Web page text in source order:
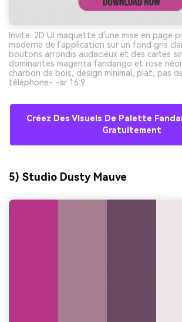
Invite: 2D UI maquette d'une mise en page
moderne de l'application sur un fond gris
boutons arrondis audacieux et des cartes
dominantes magenta fandango et rose
charbon de bois, design minimal, plat, pas
téléphone- -ar 16:9
Créez Des Visuels De Palette
Gratuitement
5) Studio Dusty Mauve